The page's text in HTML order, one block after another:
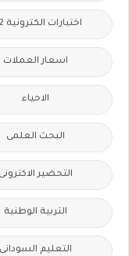
اختبارات الكترونية 2 ث
اسعار العملات
الاحياء
البحث العلمى
التحضير الاكترونى
التربية الوطنية
التعليم السودانى